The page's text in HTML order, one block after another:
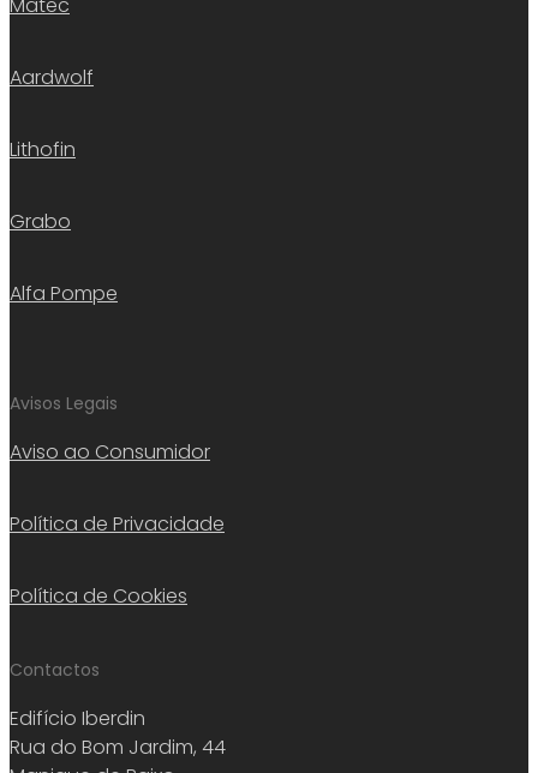
Aardwolf
Lithofin
Grabo
Alfa Pompe
Avisos Legais
Aviso ao Consumidor
Política de Privacidade
Política de Cookies
Contactos
Edifício Iberdin
Rua do Bom Jardim, 44